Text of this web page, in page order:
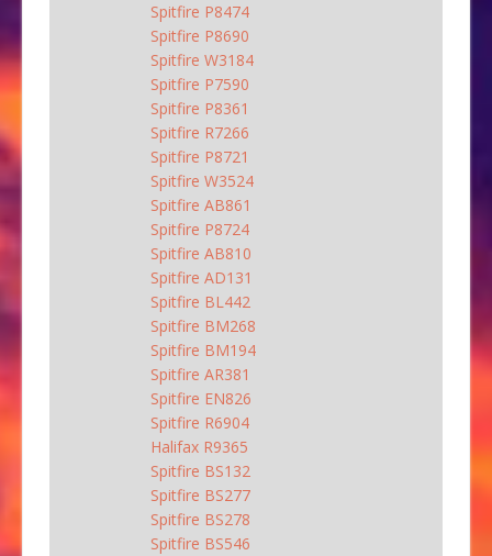
Spitfire P8474
Spitfire P8690
Spitfire W3184
Spitfire P7590
Spitfire P8361
Spitfire R7266
Spitfire P8721
Spitfire W3524
Spitfire AB861
Spitfire P8724
Spitfire AB810
Spitfire AD131
Spitfire BL442
Spitfire BM268
Spitfire BM194
Spitfire AR381
Spitfire EN826
Spitfire R6904
Halifax R9365
Spitfire BS132
Spitfire BS277
Spitfire BS278
Spitfire BS546